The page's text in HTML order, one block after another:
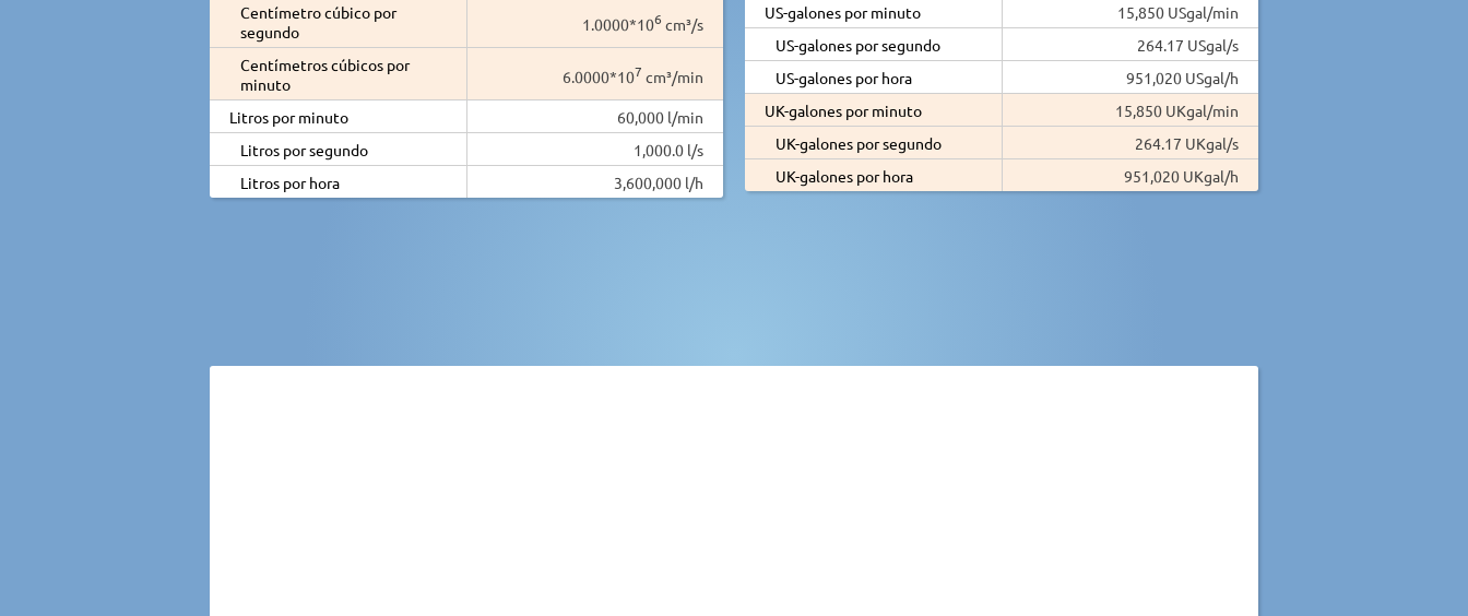
Centímetro cúbico por
segundo
1.0000*106 cm³/s
Centímetros cúbicos por
minuto
6.0000*107 cm³/min
Litros por minuto
60,000 l/min
Litros por segundo
1,000.0 l/s
Litros por hora
3,600,000 l/h
US-galones por minuto
15,850 USgal/min
US-galones por segundo
264.17 USgal/s
US-galones por hora
951,020 USgal/h
UK-galones por minuto
15,850 UKgal/min
UK-galones por segundo
264.17 UKgal/s
UK-galones por hora
951,020 UKgal/h